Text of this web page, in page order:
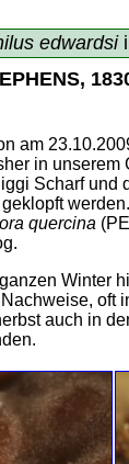
edwardsi
am
in unserem
Scharf
quercina
Winter
oft
auch in